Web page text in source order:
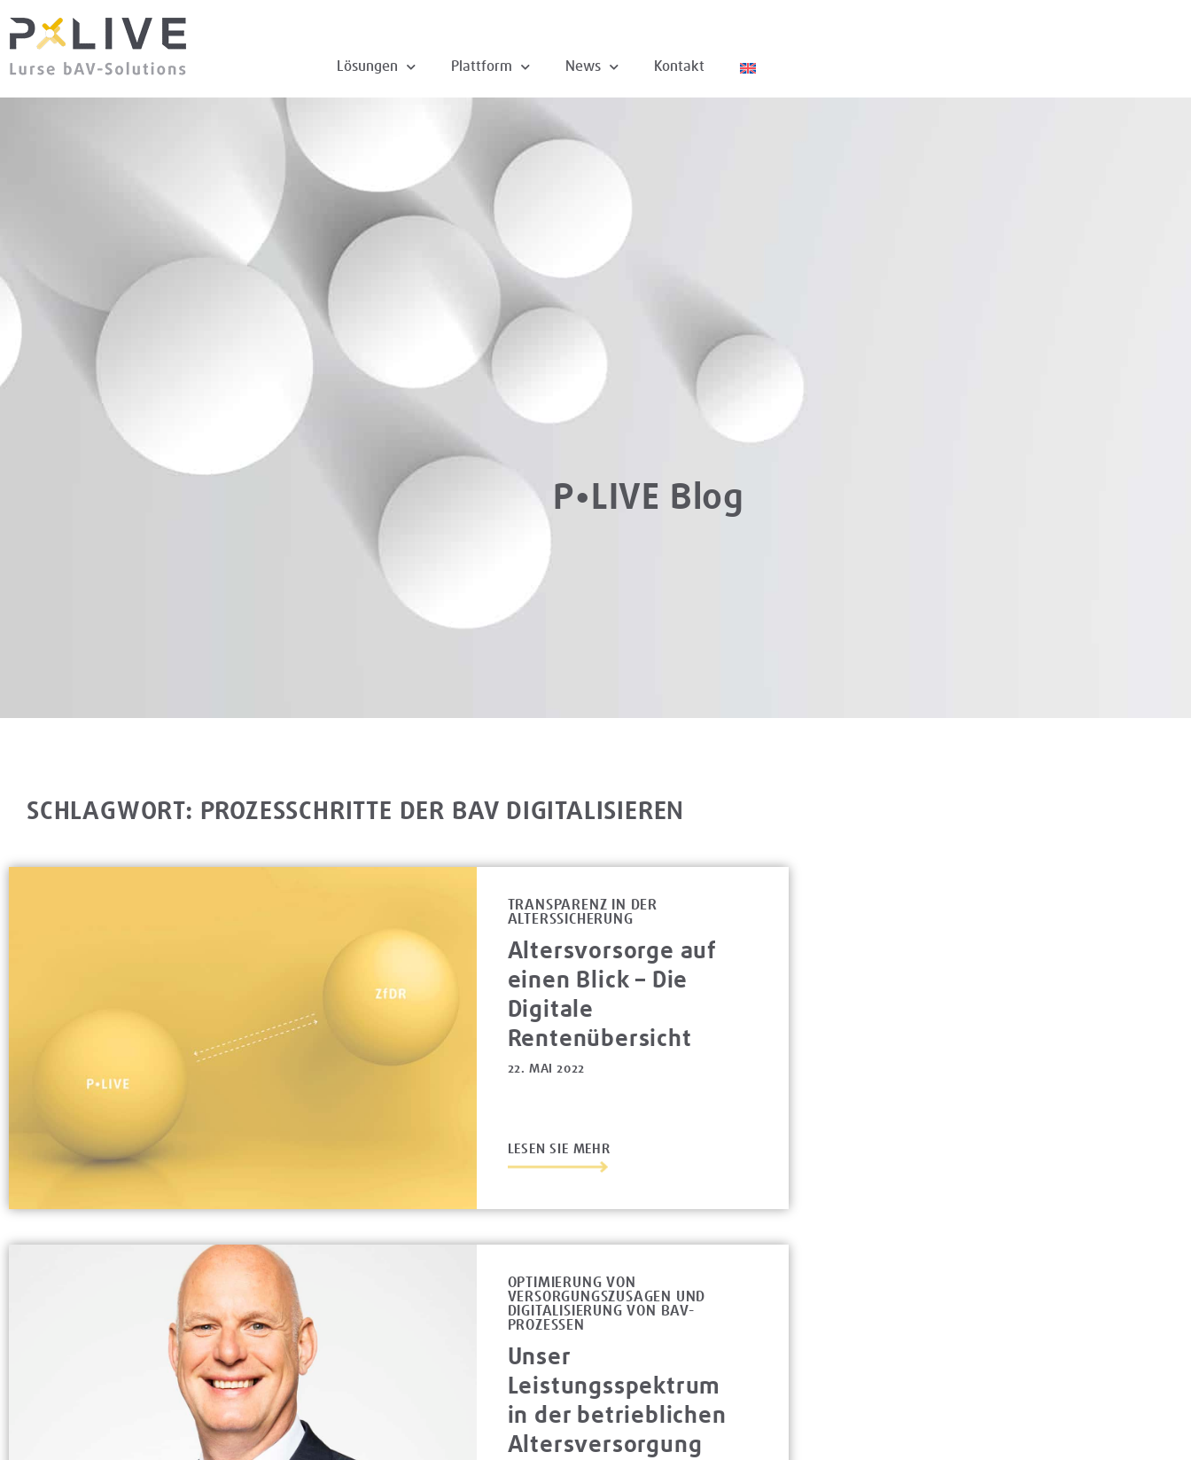
Lösungen Plattform News Kontakt
P•LIVE Blog
SCHLAGWORT: PROZESSCHRITTE DER BAV DIGITALISIEREN
TRANSPARENZ IN DER
ALTERSSICHERUNG
Altersvorsorge auf
einen Blick – Die
Digitale
Rentenübersicht
22. MAI 2022
LESEN SIE MEHR
OPTIMIERUNG VON
VERSORGUNGSZUSAGEN UND
DIGITALISIERUNG VON BAV-
PROZESSEN
Unser
Leistungsspektrum
in der betrieblichen
Altersversorgung